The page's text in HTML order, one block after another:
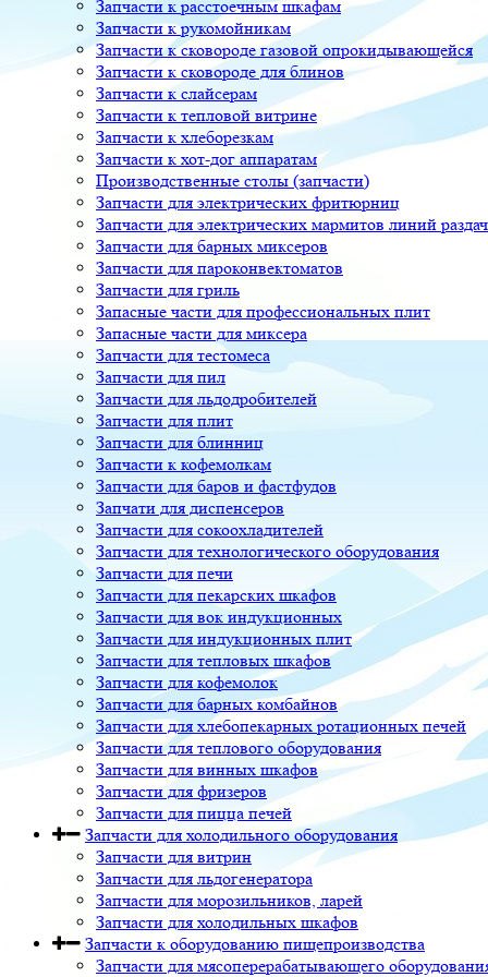
Запчасти к расстоечным шкафам
Запчасти к рукомойникам
Запчасти к сковороде газовой опрокидывающейся
Запчасти к сковороде для блинов
Запчасти к слайсерам
Запчасти к тепловой витрине
Запчасти к хлеборезкам
Запчасти к хот-дог аппаратам
Производственные столы (запчасти)
Запчасти для электрических фритюрниц
Запчасти для электрических мармитов линий
Запчасти для барных миксеров
Запчасти для пароконвектоматов
Запчасти для гриль
Запасные части для профессиональных плит
Запасные части для миксера
Запчасти для тестомеса
Запчасти для пил
Запчасти для льдодробителей
Запчасти для плит
Запчасти для блинниц
Запчасти к кофемолкам
Запчасти для баров и фастфудов
Запчати для диспенсеров
Запчасти для сокоохладителей
Запчасти для технологического оборудования
Запчасти для печи
Запчасти для пекарских шкафов
Запчасти для вок индукционных
Запчасти для индукционных плит
Запчасти для тепловых шкафов
Запчасти для кофемолок
Запчасти для барных комбайнов
Запчасти для хлебопекарных ротационных печей
Запчасти для теплового оборудования
Запчасти для винных шкафов
Запчасти для фризеров
Запчасти для пицца печей
Запчасти для холодильного оборудования
Запчасти для витрин
Запчасти для льдогенератора
Запчасти для морозильников, ларей
Запчасти для холодильных шкафов
Запчасти к оборудованию пищепроизводства
Запчасти для мясоперерабатывающего